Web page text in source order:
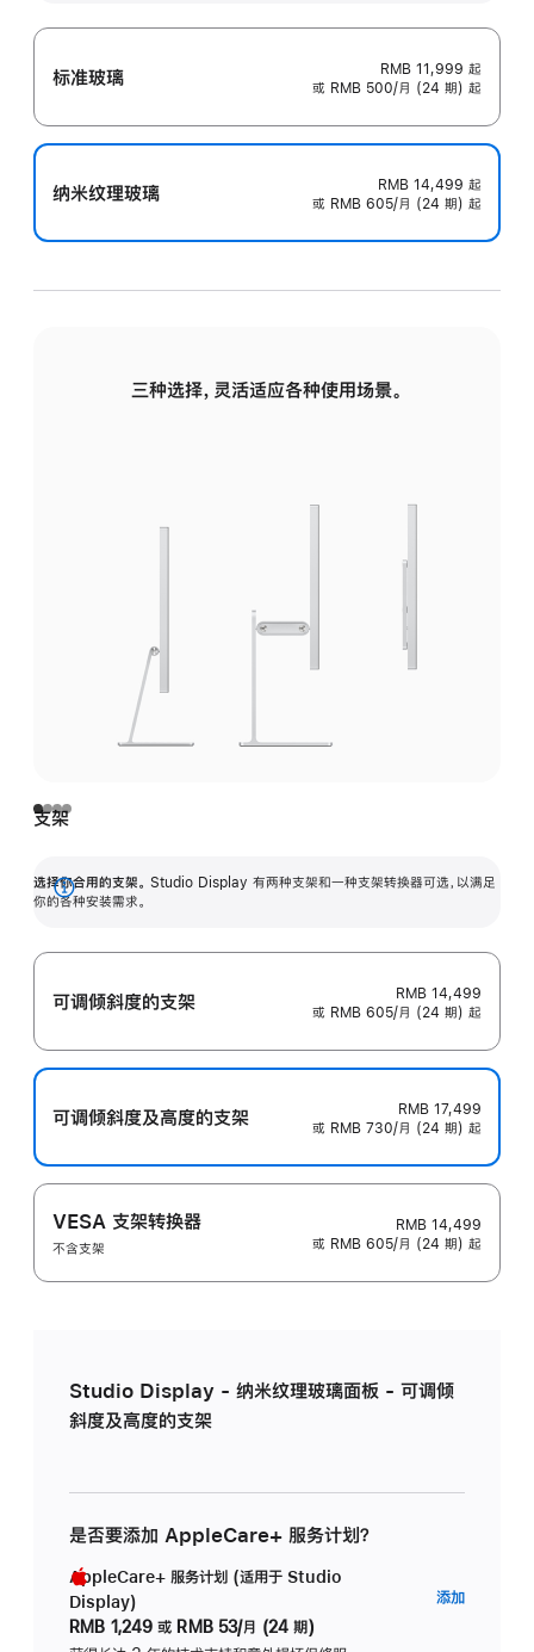
标准玻璃 RMB 11,999 起
或 RMB 500/月 (24 期) 起
纳米纹理玻璃 RMB 14,499 起
或 RMB 605/月 (24 期) 起
三种选择，灵活适应各种使用场景。
支架
选择你合用的支架。 Studio Display 有两种支架和一种支架转换器可选，以满足
你的各种安装需求。
展
可调倾斜度的支架
RMB 14,499
或 RMB 605/月 (24 期) 起
可调倾斜度及高‍度的支‍架
RMB 17,499
或 RMB 730/月 (24 期) 起
VESA 支架转换器
不含支架
RMB 14,499
或 RMB 605/月 (24 期) 起
Studio Display - 纳米纹理玻璃面板 - 可调倾
斜度及高度的支架
是否要添加 AppleCare+ 服务计划？
AppleCare+ 服务计划 (适用于 Studio
Display)
RMB 1,249 或 RMB 53/月 (24 期)
添加